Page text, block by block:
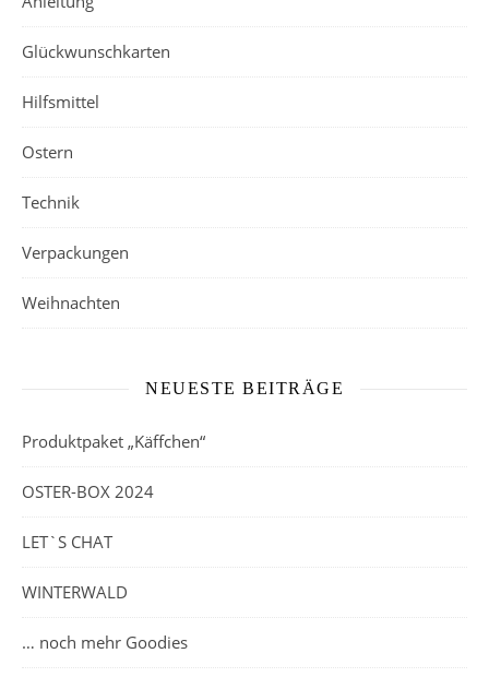
Glückwunschkarten
Hilfsmittel
Ostern
Technik
Verpackungen
Weihnachten
NEUESTE BEITRÄGE
Produktpaket „Käffchen“
OSTER-BOX 2024
LET`S CHAT
WINTERWALD
… noch mehr Goodies